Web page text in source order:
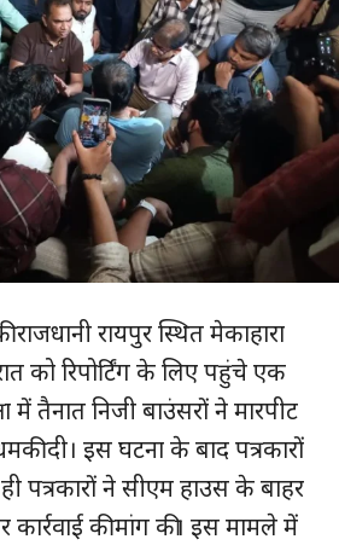
राजधानी रायपुर स्थित मेकाहारा
को रिपोर्टिंग के लिए पहुंचे एक
में तैनात निजी बाउंसरों ने मारपीट
दी। इस घटना के बाद पत्रकारों
पत्रकारों ने सीएम हाउस के बाहर
कार्रवाई की मांग की। इस मामले में